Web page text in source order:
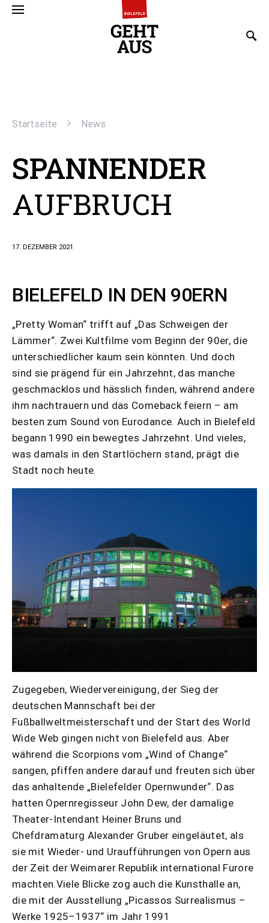
Startseite News
SPANNENDER
AUFBRUCH
17. DEZEMBER 2021
BIELEFELD IN DEN 90ERN
„Pretty Woman“ trifft auf „Das Schweigen der
Lämmer“. Zwei Kultfilme vom Beginn der 90er, die
unterschiedlicher kaum sein könnten. Und doch
sind sie prägend für ein Jahrzehnt, das manche
geschmacklos und hässlich finden, während andere
ihm nachtrauern und das Comeback feiern – am
besten zum Sound von Eurodance. Auch in Bielefeld
begann 1990 ein bewegtes Jahrzehnt. Und vieles,
was damals in den Startlöchern stand, prägt die
Stadt noch heute.
Zugegeben, Wiedervereinigung, der Sieg der
deutschen Mannschaft bei der
Fußballweltmeisterschaft und der Start des World
Wide Web gingen nicht von Bielefeld aus. Aber
während die Scorpions vom „Wind of Change“
sangen, pfiffen andere darauf und freuten sich über
das anhaltende „Bielefelder Opernwunder“. Das
hatten Opernregisseur John Dew, der damalige
Theater-Intendant Heiner Bruns und
Chefdramaturg Alexander Gruber eingeläutet, als
sie mit Wieder- und Uraufführungen von Opern aus
der Zeit der Weimarer Republik international Furore
machten.Viele Blicke zog auch die Kunsthalle an,
die mit der Ausstellung „Picassos Surrealismus –
Werke 1925–1937“ im Jahr 1991